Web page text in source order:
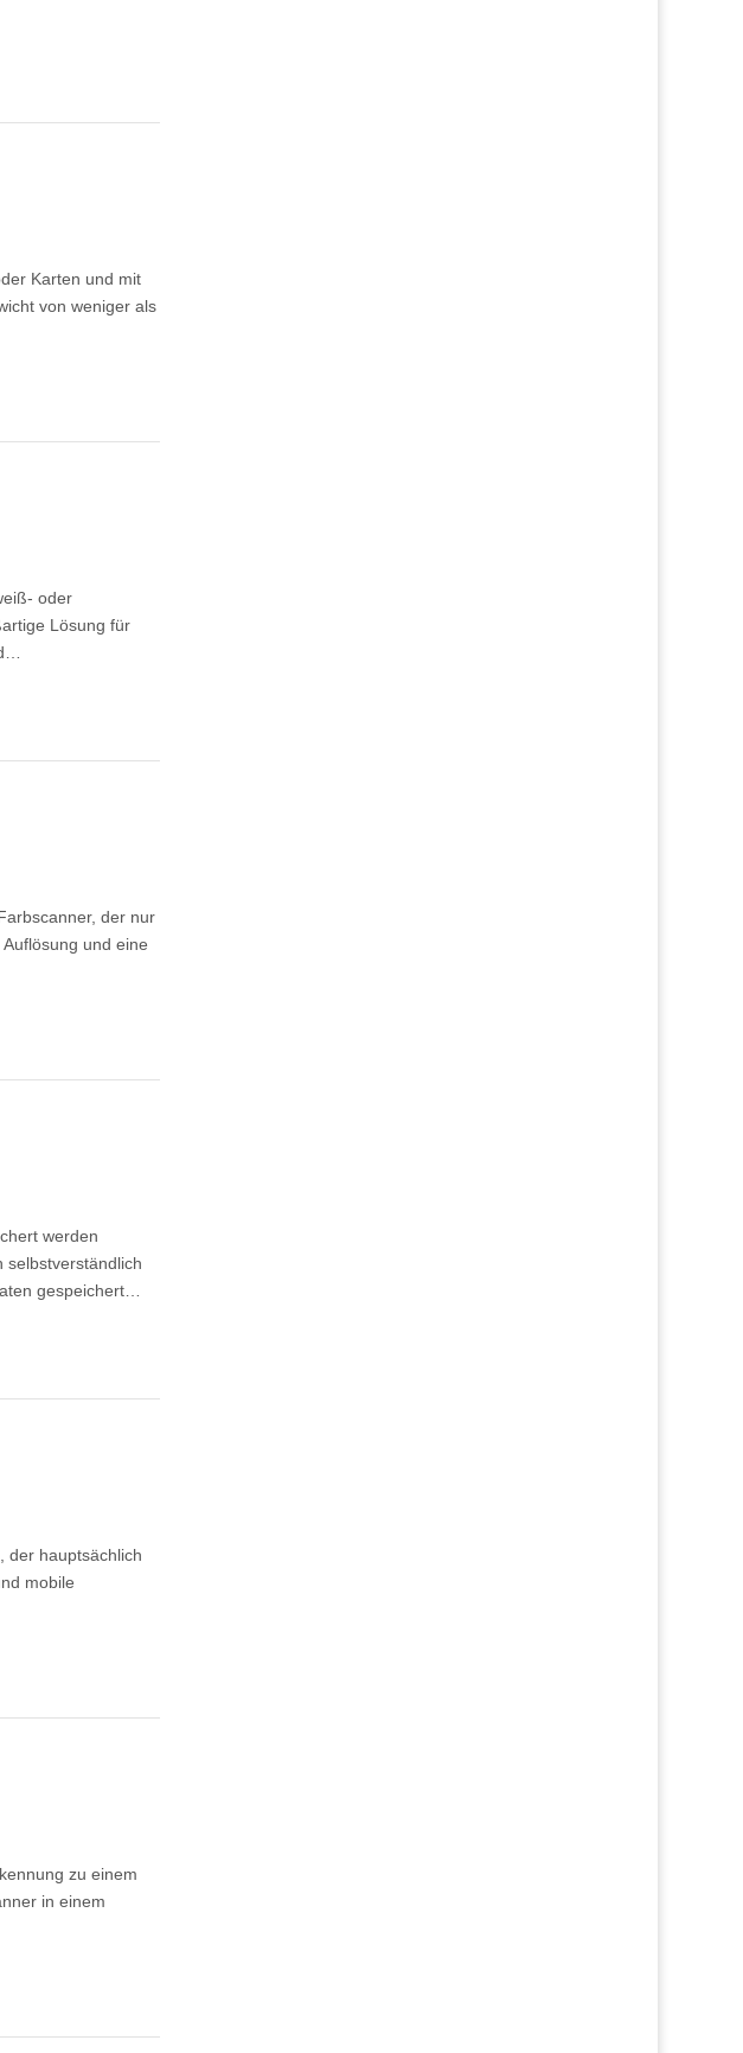
Karten und mit
von weniger als
oder
Lösung für
der nur
und eine
werden
selbstverständlich
gespeichert…
der hauptsächlich
mobile
zu einem
in einem